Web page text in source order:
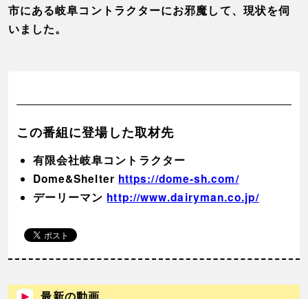
市にある岐阜コントラクターにお邪魔して、現状を伺
いました。
この番組に登場した取材先
有限会社岐阜コントラクター
Dome&Shelter https://dome-sh.com/
デーリーマン http://www.dairyman.co.jp/